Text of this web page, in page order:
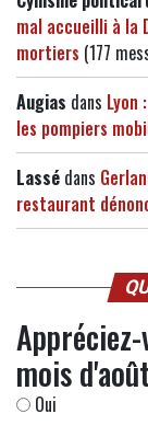
mal accueilli à la
mortiers (177
Augias dans
les pompiers
Lassé dans
restaurant
mois
Oui